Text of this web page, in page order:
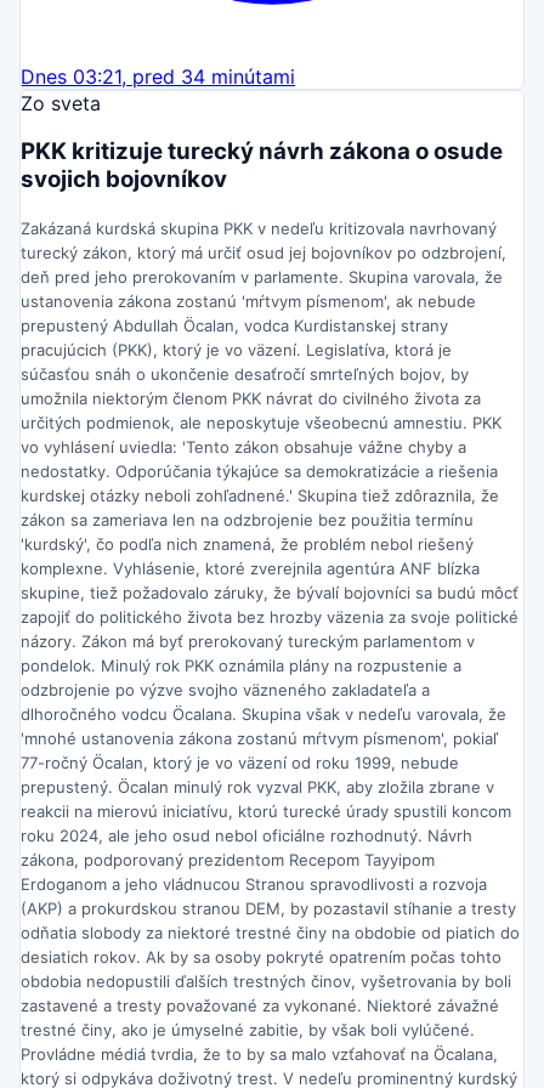
Dnes 03:21, pred 34 minútami
Zo sveta
PKK kritizuje turecký návrh zákona o osude
svojich bojovníkov
Zakázaná kurdská skupina PKK v nedeľu kritizovala navrhovaný
turecký zákon, ktorý má určiť osud jej bojovníkov po odzbrojení,
deň pred jeho prerokovaním v parlamente. Skupina varovala, že
ustanovenia zákona zostanú 'mŕtvym písmenom', ak nebude
prepustený Abdullah Öcalan, vodca Kurdistanskej strany
pracujúcich (PKK), ktorý je vo väzení. Legislatíva, ktorá je
súčasťou snáh o ukončenie desaťročí smrteľných bojov, by
umožnila niektorým členom PKK návrat do civilného života za
určitých podmienok, ale neposkytuje všeobecnú amnestiu. PKK
vo vyhlásení uviedla: 'Tento zákon obsahuje vážne chyby a
nedostatky. Odporúčania týkajúce sa demokratizácie a riešenia
kurdskej otázky neboli zohľadnené.' Skupina tiež zdôraznila, že
zákon sa zameriava len na odzbrojenie bez použitia termínu
'kurdský', čo podľa nich znamená, že problém nebol riešený
komplexne. Vyhlásenie, ktoré zverejnila agentúra ANF blízka
skupine, tiež požadovalo záruky, že bývalí bojovníci sa budú môcť
zapojiť do politického života bez hrozby väzenia za svoje politické
názory. Zákon má byť prerokovaný tureckým parlamentom v
pondelok. Minulý rok PKK oznámila plány na rozpustenie a
odzbrojenie po výzve svojho väzneného zakladateľa a
dlhoročného vodcu Öcalana. Skupina však v nedeľu varovala, že
'mnohé ustanovenia zákona zostanú mŕtvym písmenom', pokiaľ
77-ročný Öcalan, ktorý je vo väzení od roku 1999, nebude
prepustený. Öcalan minulý rok vyzval PKK, aby zložila zbrane v
reakcii na mierovú iniciatívu, ktorú turecké úrady spustili koncom
roku 2024, ale jeho osud nebol oficiálne rozhodnutý. Návrh
zákona, podporovaný prezidentom Recepom Tayyipom
Erdoganom a jeho vládnucou Stranou spravodlivosti a rozvoja
(AKP) a prokurdskou stranou DEM, by pozastavil stíhanie a tresty
odňatia slobody za niektoré trestné činy na obdobie od piatich do
desiatich rokov. Ak by sa osoby pokryté opatrením počas tohto
obdobia nedopustili ďalších trestných činov, vyšetrovania by boli
zastavené a tresty považované za vykonané. Niektoré závažné
trestné činy, ako je úmyselné zabitie, by však boli vylúčené.
Provládne médiá tvrdia, že to by sa malo vzťahovať na Öcalana,
ktorý si odpykáva doživotný trest. V nedeľu prominentný kurdský